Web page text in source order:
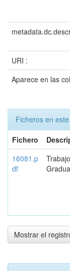
URI :
Aparece en las
Ficheros en
Fichero
16081.p
df
Mostrar el